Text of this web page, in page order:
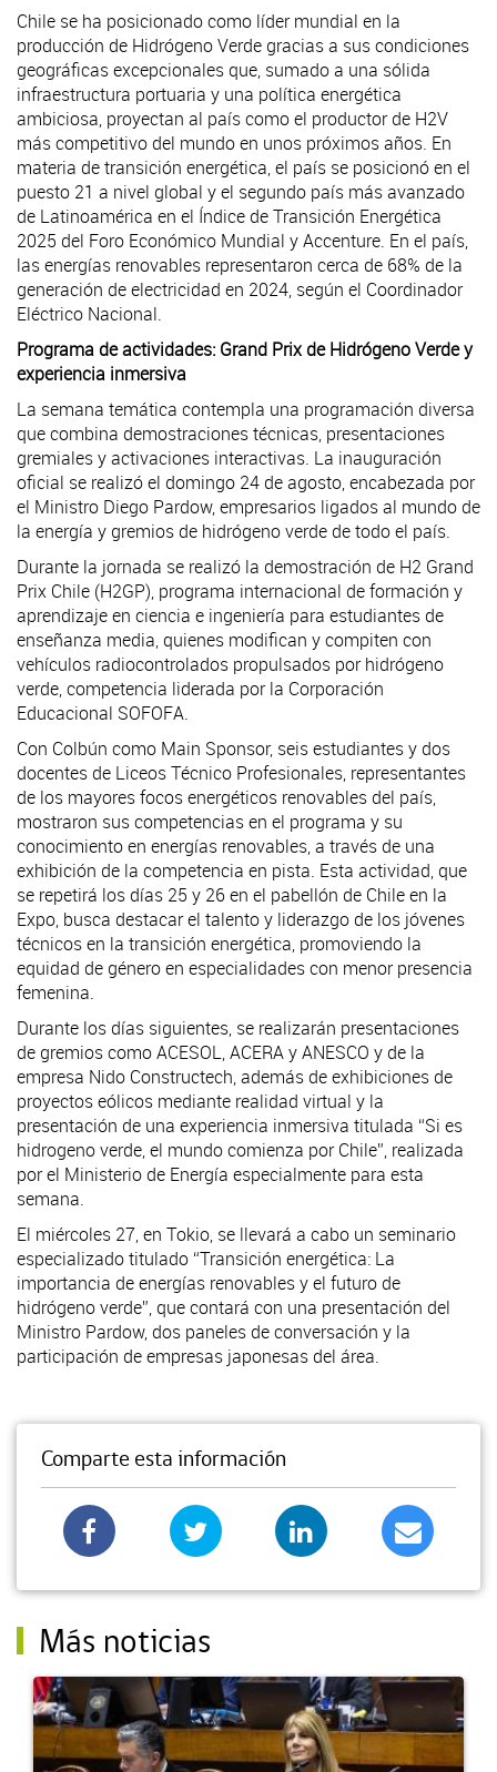
Chile se ha posicionado como líder mundial en la
producción de Hidrógeno Verde gracias a sus condiciones
geográficas excepcionales que, sumado a una sólida
infraestructura portuaria y una política energética
ambiciosa, proyectan al país como el productor de H2V
más competitivo del mundo en unos próximos años. En
materia de transición energética, el país se posicionó en el
puesto 21 a nivel global y el segundo país más avanzado
de Latinoamérica en el Índice de Transición Energética
2025 del Foro Económico Mundial y Accenture. En el país,
las energías renovables representaron cerca de 68% de la
generación de electricidad en 2024, según el Coordinador
Eléctrico Nacional.
Programa de actividades: Grand Prix de Hidrógeno Verde y
experiencia inmersiva
La semana temática contempla una programación diversa
que combina demostraciones técnicas, presentaciones
gremiales y activaciones interactivas. La inauguración
oficial se realizó el domingo 24 de agosto, encabezada por
el Ministro Diego Pardow, empresarios ligados al mundo de
la energía y gremios de hidrógeno verde de todo el país.
Durante la jornada se realizó la demostración de H2 Grand
Prix Chile (H2GP), programa internacional de formación y
aprendizaje en ciencia e ingeniería para estudiantes de
enseñanza media, quienes modifican y compiten con
vehículos radiocontrolados propulsados por hidrógeno
verde, competencia liderada por la Corporación
Educacional SOFOFA.
Con Colbún como Main Sponsor, seis estudiantes y dos
docentes de Liceos Técnico Profesionales, representantes
de los mayores focos energéticos renovables del país,
mostraron sus competencias en el programa y su
conocimiento en energías renovables, a través de una
exhibición de la competencia en pista. Esta actividad, que
se repetirá los días 25 y 26 en el pabellón de Chile en la
Expo, busca destacar el talento y liderazgo de los jóvenes
técnicos en la transición energética, promoviendo la
equidad de género en especialidades con menor presencia
femenina.
Durante los días siguientes, se realizarán presentaciones
de gremios como ACESOL, ACERA y ANESCO y de la
empresa Nido Constructech, además de exhibiciones de
proyectos eólicos mediante realidad virtual y la
presentación de una experiencia inmersiva titulada “Si es
hidrogeno verde, el mundo comienza por Chile”, realizada
por el Ministerio de Energía especialmente para esta
semana.
El miércoles 27, en Tokio, se llevará a cabo un seminario
especializado titulado “Transición energética: La
importancia de energías renovables y el futuro de
hidrógeno verde”, que contará con una presentación del
Ministro Pardow, dos paneles de conversación y la
participación de empresas japonesas del área.
Comparte esta información
Más noticias